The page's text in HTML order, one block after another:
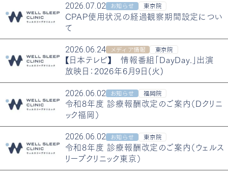
2026.07.02 お知らせ 東京院
CPAP使用状況の経過観察期間設定につい
て
2026.06.24 メディア情報 東京院
【日本テレビ】 情報番組「DayDay.」出演
放映日：2026年6月9日(火)
2026.06.02 お知らせ 福岡院
令和8年度 診療報酬改定のご案内（Dクリニ
ック福岡）
2026.06.02 お知らせ 東京院
令和8年度 診療報酬改定のご案内（ウェルス
リープクリニック東京）